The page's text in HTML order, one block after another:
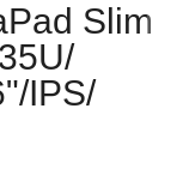
Slim
IPS/